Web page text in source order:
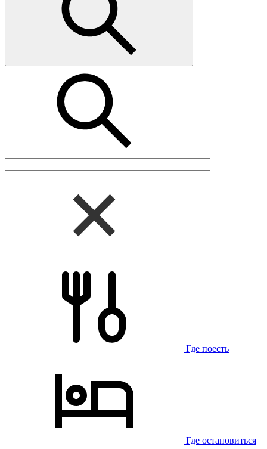
Где поесть
Где остановиться